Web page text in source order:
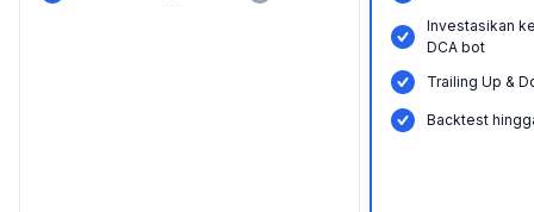
Investasikan
DCA bot
Trailing Up &
Backtest